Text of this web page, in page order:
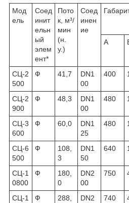
Мод
ель
Соед
инит
ельн
ый
элем
ент*
Пото
к, м³/
мин
(н.
у.)
Соед
инен
ие
A
СЦ-2
500
Ф 41,7
DN1
00
400
СЦ-2
900
Ф 48,3
DN1
00
480
СЦ-3
600
Ф 60,0
DN1
25
480
СЦ-6
500
Ф
108,
3
DN1
50
640
СЦ-1
0800
Ф
180,
0
DN2
00
750
СЦ-1
Ф
288,
DN2
740